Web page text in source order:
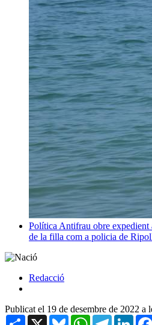
Política Antifrau obre
de la filla com a policia de
Redacció
Publicat el 19 de desembre de 2022 a
Share X BlueskyWhatsAppTelegram